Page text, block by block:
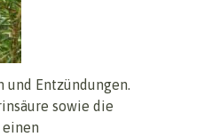
und Entzündungen.
sowie die
einen